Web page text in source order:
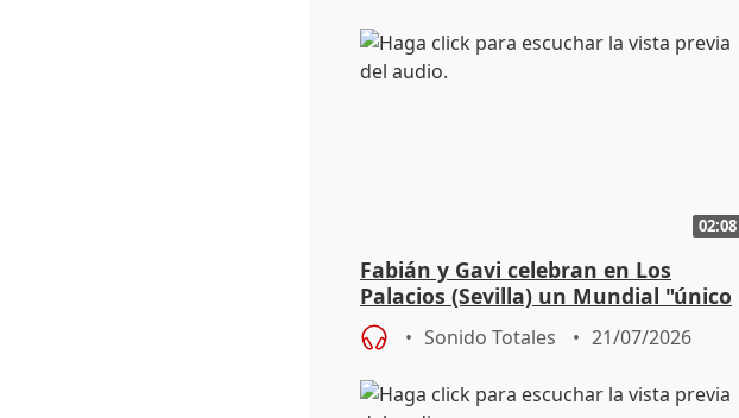
02:08
Fabián y Gavi celebran en Los
Palacios (Sevilla) un Mundial "único
e histórico"
Sonido Totales 21/07/2026